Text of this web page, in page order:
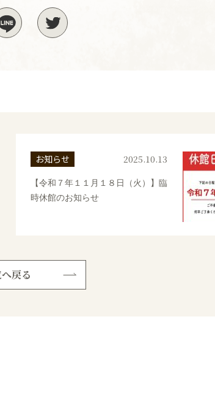
お知らせ 2025.10.13
【令和７年１１月１８日（火）】臨
時休館のお知らせ
戻る